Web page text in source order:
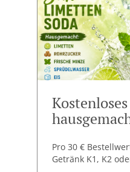
Kostenloses
Pro 30 €
Getränk K1, K2